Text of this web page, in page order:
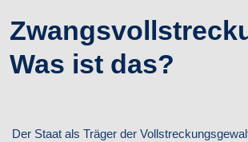
Was ist das?
Der Staat als Träger der